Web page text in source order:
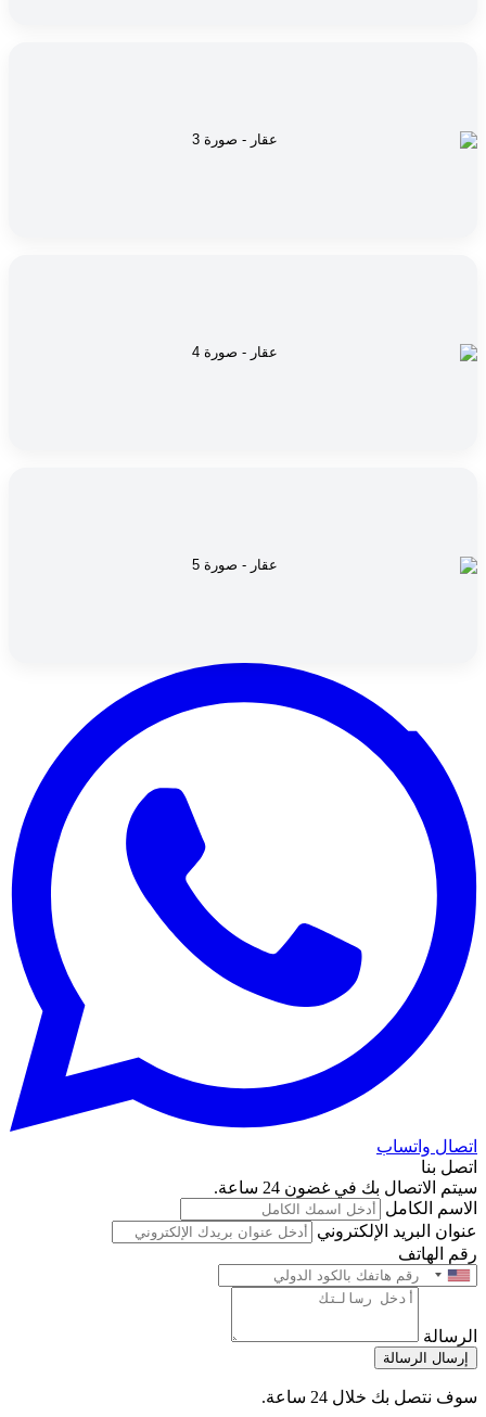
اتصال واتساب
اتصل بنا
سيتم الاتصال بك في غضون 24 ساعة.
الاسم الكامل
عنوان البريد الإلكتروني
رقم الهاتف
الرسالة
إرسال الرسالة
سوف نتصل بك خلال 24 ساعة.